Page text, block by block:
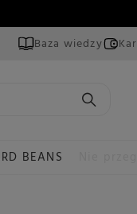
Baza wiedzy
BEANS